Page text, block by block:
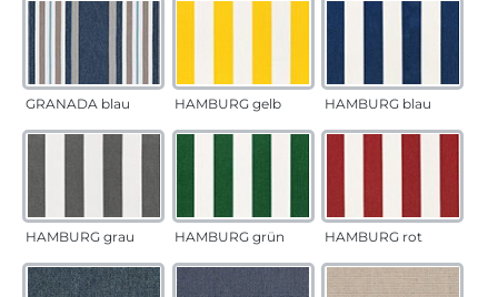
GRANADA blau HAMBURG gelb HAMBURG blau
HAMBURG grau HAMBURG grün HAMBURG rot